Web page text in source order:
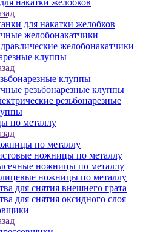
накатки желобков
для накатки желобков
желобонакатчики
желобонакатчики
клуппы
клуппы
резьбонарезные клуппы
резьбонарезные
по металлу
по металлу
ножницы по металлу
ножницы по металлу
ножницы по металлу
для снятия внешнего грата
для снятия оксидного слоя